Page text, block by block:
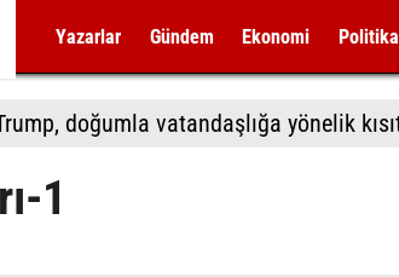
Yazarlar Gündem Ekonomi Politika
1